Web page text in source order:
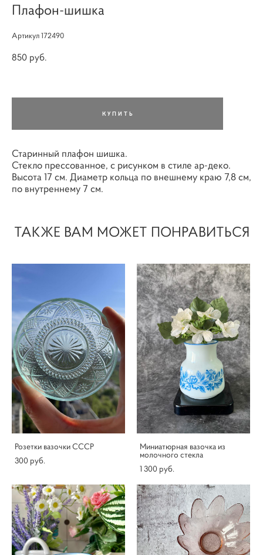
Плафон-шишка
Артикул 172490
850 pуб.
КУПИТЬ
Старинный плафон шишка.
Стекло прессованное, с рисунком в стиле ар-деко.
Высота 17 см. Диаметр кольца по внешнему краю 7,8 см,
по внутреннему 7 см.
ТАКЖЕ ВАМ МОЖЕТ ПОНРАВИТЬСЯ
Розетки вазочки СССР
300 pуб.
Миниатюрная вазочка из
молочного стекла
1 300 pуб.